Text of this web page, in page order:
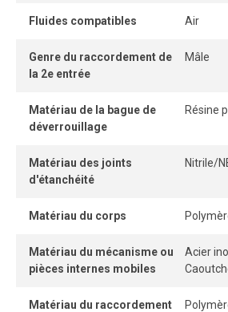
Fluides compatibles Air
Genre du raccordement de
la 2e entrée
Mâle
Matériau de la bague de
déverrouillage
Résine
Matériau des joints
d'étanchéité
Nitrile/
Matériau du corps
Matériau du mécanisme ou
pièces internes mobiles
Acier
Matériau du raccordement